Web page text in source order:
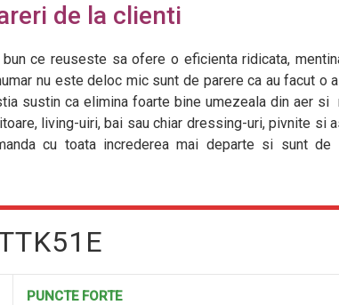
de la clienti
ce reuseste sa ofere o eficienta ridicata,
nu este deloc mic sunt de parere ca au facut o
sustin ca elimina foarte bine umezeala din aer si
living-uiri, bai sau chiar dressing-uri, pivnite si
cu toata increderea mai departe si sunt de
PUNCTE FORTE